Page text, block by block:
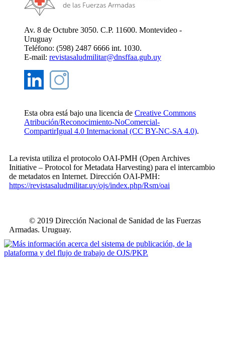
Av. 8 de Octubre 3050. C.P. 11600. Montevideo -
Uruguay
Teléfono: (598) 2487 6666 int. 1030.
E-mail: revistasaludmilitar@dnsffaa.gub.uy
Esta obra está bajo una licencia de Creative Commons
Atribución/Reconocimiento-NoComercial-
CompartirIgual 4.0 Internacional (CC BY-NC-SA 4.0).
La revista utiliza el protocolo OAI-PMH (Open Archives
Initiative – Protocol for Metadata Harvesting) para el intercambio
de metadatos en Internet. Dirección OAI-PMH:
https://revistasaludmilitar.uy/ojs/index.php/Rsm/oai
© 2019 Dirección Nacional de Sanidad de las Fuerzas
Armadas. Uruguay.